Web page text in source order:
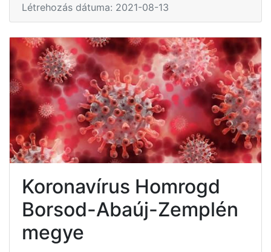
Létrehozás dátuma: 2021-08-13
Koronavírus Homrogd
Borsod-Abaúj-Zemplén
megye